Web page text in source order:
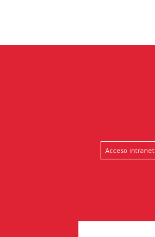
Acceso intranet